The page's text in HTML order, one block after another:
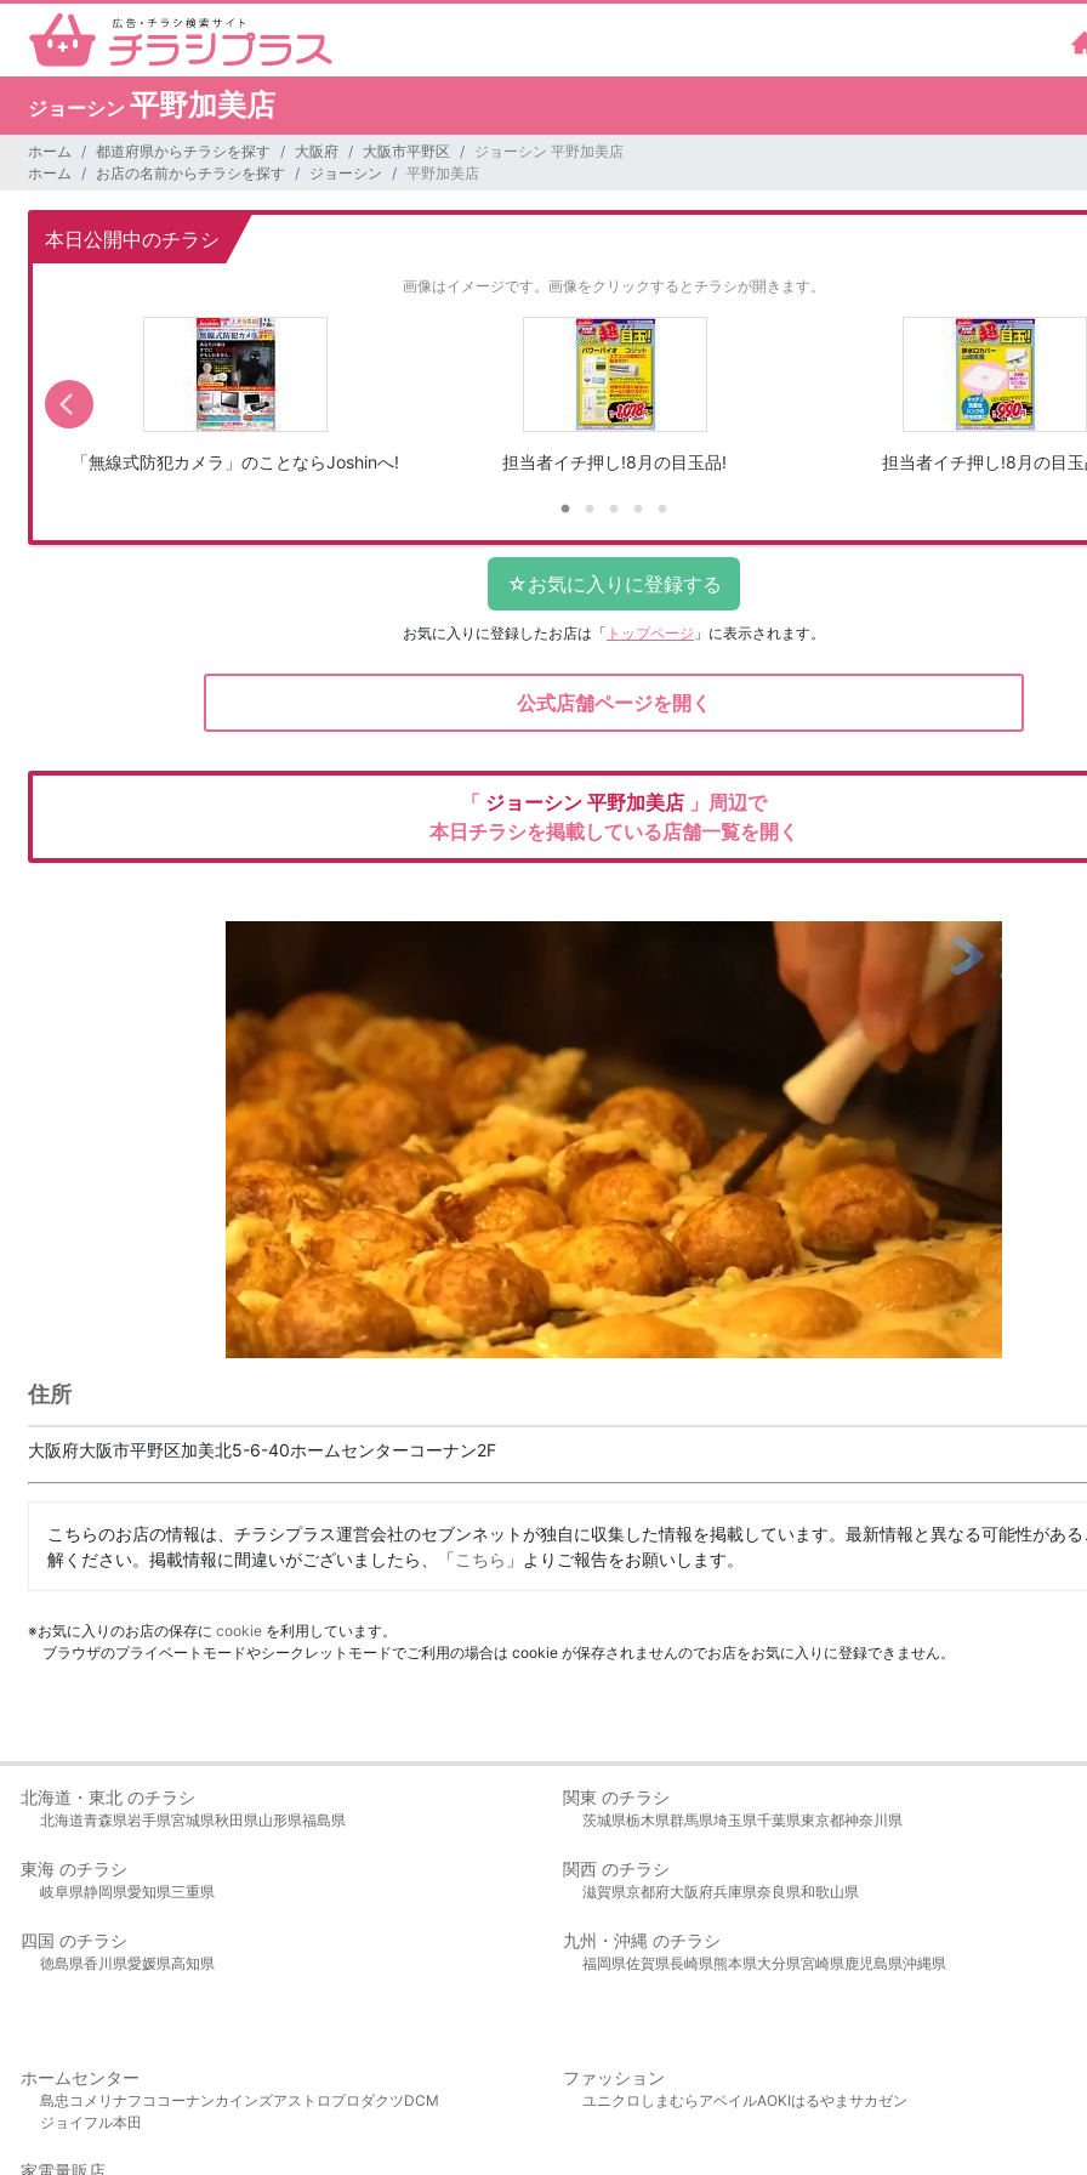
ジョーシン 平野加美店
ホーム 都道府県からチラシを探す 大阪府 大阪市平野区
ジョーシン 平野加美店
ホーム
お店の名前からチラシを探す ジョーシン 平野加美店
本日公開中のチラシ
画像はイメージです。 画像をクリックするとチラシが開きます。
「無線式防犯カメラ」のことならJoshinへ! 担当者イチ押し!8月の目玉品! 担当者イチ押し!8月の目玉
お気に入りに登録したお店は 「 トップページ 」に表示されます。
公式店舗ページを開く
「 ジョーシン 平野加美店 」周辺で
本日チラシを掲載している店舗一覧を開く
住所
大阪府大阪市平野区加美北5-6-40ホームセンターコーナン2F
こちらのお店の情報は、チラシプラス運営会社のセブンネットが独自に収集した情報を掲載しています。最新情報と異なる可能性があ
解ください。掲載情報に間違いがございましたら、「こちら 」よりご報告をお願いします。
※お気に入りのお店の保存に cookie を利用しています。
ブラウザのプライベートモードやシークレットモードでご利用の場合は cookie が保存されませんのでお店をお気に入りに登録できません。
北海道・東北 のチラシ
北海道青森県岩手県宮城県秋田県山形県福島県
関東 のチラシ
茨城県栃木県群馬県埼玉県千葉県東京都神奈川県
東海 のチラシ
岐阜県静岡県愛知県三重県
関西 のチラシ
滋賀県京都府大阪府兵庫県奈良県和歌山県
四国 のチラシ
徳島県香川県愛媛県高知県
九州・沖縄 のチラシ
福岡県佐賀県長崎県熊本県大分県宮崎県鹿児島県沖縄県
ホームセンター
島忠 コメリ ナフコ コーナンカインズアストロプロダクツDCM
ジョイフル本田
ファッション
ユニクロ しまむら アベイルAOKIはるやま サカゼン